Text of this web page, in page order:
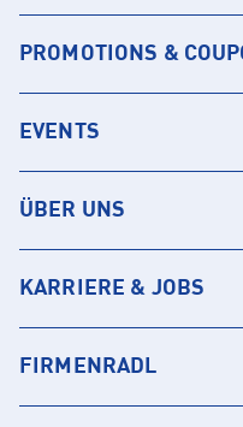
PROMOTIONS &
EVENTS
ÜBER UNS
KARRIERE & JOBS
FIRMENRADL